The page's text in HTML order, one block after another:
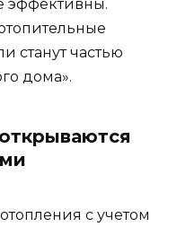
эффективны.
станут частью
дома».
с учетом